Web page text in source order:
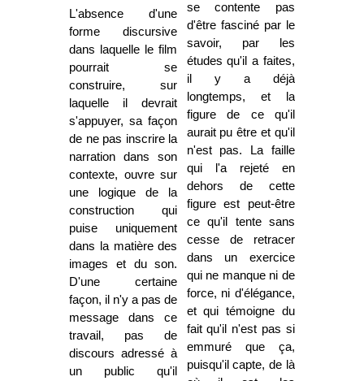
L'absence d'une
forme discursive
dans laquelle le film
pourrait se
construire, sur
laquelle il devrait
s'appuyer, sa façon
de ne pas inscrire la
narration dans son
contexte, ouvre sur
une logique de la
construction qui
puise uniquement
dans la matière des
images et du son.
D'une certaine
façon, il n'y a pas de
message dans ce
travail, pas de
discours adressé à
un public qu'il
se contente pas
d'être fasciné par le
savoir, par les
études qu'il a faites,
il y a déjà
longtemps, et la
figure de ce qu'il
aurait pu être et qu'il
n'est pas. La faille
qui l'a rejeté en
dehors de cette
figure est peut-être
ce qu'il tente sans
cesse de retracer
dans un exercice
qui ne manque ni de
force, ni d'élégance,
et qui témoigne du
fait qu'il n'est pas si
emmuré que ça,
puisqu'il capte, de là